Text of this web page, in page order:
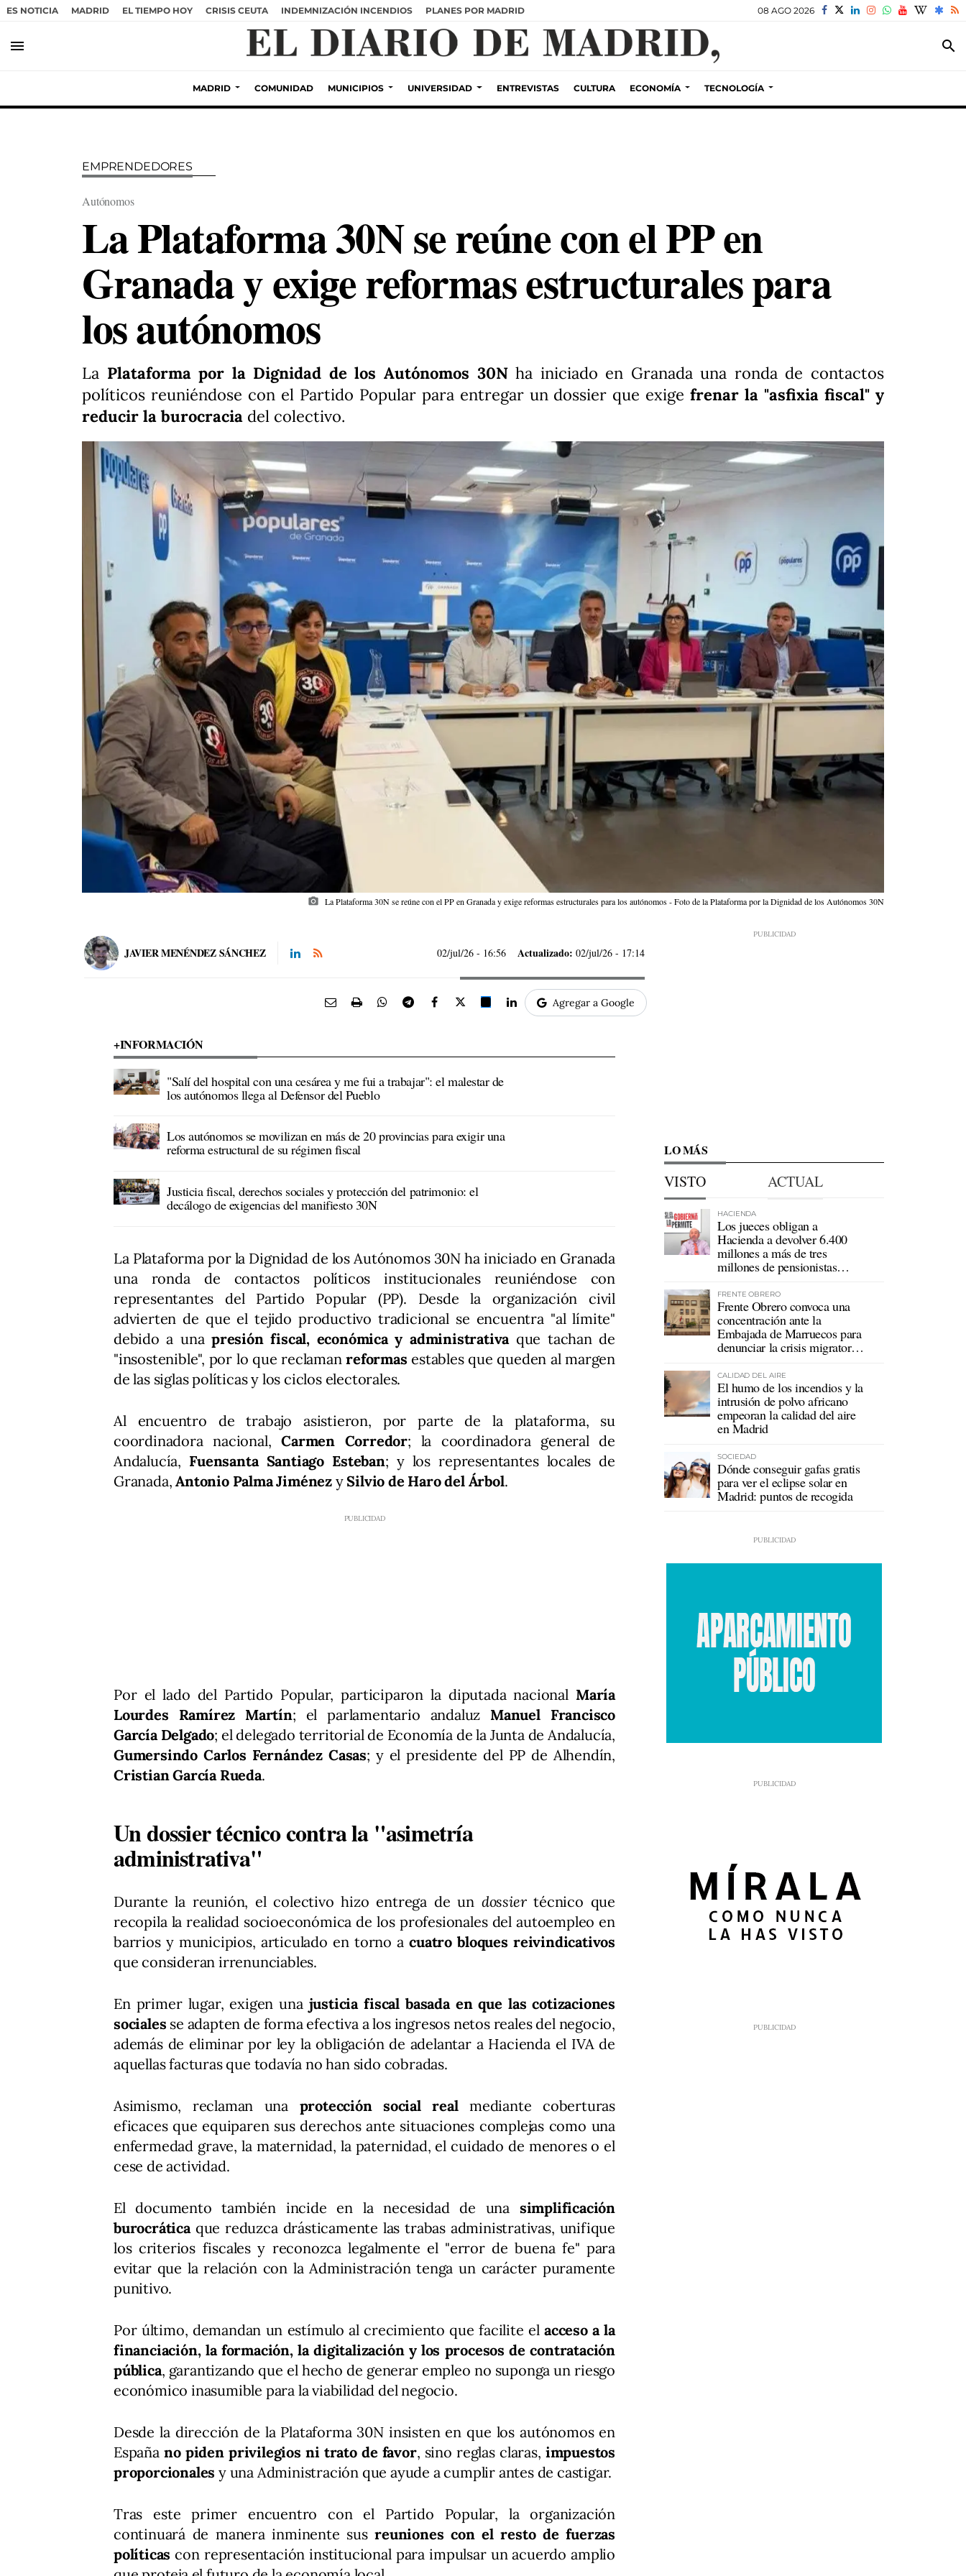
ES NOTICIA MADRID EL TIEMPO HOY CRISIS CEUTA INDEMNIZACIÓN INCENDIOS PLANES POR MADRID 08 AGO 2026
menu search
MADRID COMUNIDAD MUNICIPIOS UNIVERSIDAD ENTREVISTAS CULTURA ECONOMÍA TECNOLOGÍA
EMPRENDEDORES
Autónomos
La Plataforma 30N se reúne con el PP en
Granada y exige reformas estructurales para
los autónomos
La Plataforma por la Dignidad de los Autónomos 30Nha iniciado en Granada una ronda de contactos
políticos reuniéndose con el Partido Popular para entregar un dossier que exigefrenar la "asfixia fiscal" y
reducir la burocracia del colectivo.
photo_camera La Plataforma 30N se reúne con el PP en Granada y exige reformas estructurales para los autónomos - Foto de la Plataforma por la Dignidad de los Autónomos 30N
JAVIER MENÉNDEZ SÁNCHEZ 02/jul/26 - 16:56 Actualizado: 02/jul/26 - 17:14
Agregar a Google
+INFORMACIÓN
"Salí del hospital con una cesárea y me fui a trabajar": el malestar de
los autónomos llega al Defensor del Pueblo
Los autónomos se movilizan en más de 20 provincias para exigir una
reforma estructural de su régimen fiscal
Justicia fiscal, derechos sociales y protección del patrimonio: el
decálogo de exigencias del manifiesto 30N
La Plataforma por la Dignidad de los Autónomos 30N ha iniciado en Granada
una ronda de contactos políticos institucionales reuniéndose con
representantes del Partido Popular (PP). Desde la organización civil
advierten de que el tejido productivo tradicional se encuentra "al límite"
debido a una presión fiscal, económica y administrativa que tachan de
"insostenible", por lo que reclamanreformasestables que queden al margen
de las siglas políticas y los ciclos electorales.
Al encuentro de trabajo asistieron, por parte de la plataforma, su
coordinadora nacional,Carmen Corredor; la coordinadora general de
Andalucía, Fuensanta Santiago Esteban; y los representantes locales de
Granada,Antonio Palma Jiménez ySilvio de Haro del Árbol.
Por el lado del Partido Popular, participaron la diputada nacional María
Lourdes Ramírez Martín; el parlamentario andaluz Manuel Francisco
García Delgado; el delegado territorial de Economía de la Junta de Andalucía,
Gumersindo Carlos Fernández Casas; y el presidente del PP de Alhendín,
Cristian García Rueda.
Un dossier técnico contra la "asimetría
administrativa"
Durante la reunión, el colectivo hizo entrega de un dossiertécnico que
recopila la realidad socioeconómica de los profesionales del autoempleo en
barrios y municipios, articulado en torno acuatro bloques reivindicativos
que consideran irrenunciables.
En primer lugar, exigen una justicia fiscal basada en que las cotizaciones
sociales se adapten de forma efectiva a los ingresos netos reales del negocio,
además de eliminar por ley la obligación de adelantar a Hacienda el IVA de
aquellas facturas que todavía no han sido cobradas.
Asimismo, reclaman una protección social realmediante coberturas
eficaces que equiparen sus derechos ante situaciones complejas como una
enfermedad grave, la maternidad, la paternidad, el cuidado de menores o el
cese de actividad.
El documento también incide en la necesidad de una simplificación
burocráticaque reduzca drásticamente las trabas administrativas, unifique
los criterios fiscales y reconozca legalmente el "error de buena fe" para
evitar que la relación con la Administración tenga un carácter puramente
punitivo.
Por último, demandan un estímulo al crecimiento que facilite elacceso a la
financiación, la formación, la digitalización y los procesos de contratación
pública, garantizando que el hecho de generar empleo no suponga un riesgo
económico inasumible para la viabilidad del negocio.
Desde la dirección de la Plataforma 30N insisten en que los autónomos en
España no piden privilegios ni trato de favor, sino reglas claras, impuestos
proporcionales y una Administración que ayude a cumplir antes de castigar.
Tras este primer encuentro con el Partido Popular, la organización
continuará de manera inminente susreuniones con el resto de fuerzas
políticas con representación institucional para impulsar un acuerdo amplio
LO MÁS
VISTO ACTUAL
HACIENDA
Los jueces obligan a
Hacienda a devolver 6.400
millones a más de tres
millones de pensionistas
FRENTE OBRERO
Frente Obrero convoca una
concentración ante la
Embajada de Marruecos para
denunciar la crisis migratoria
CALIDAD DEL AIRE
El humo de los incendios y la
intrusión de polvo africano
empeoran la calidad del aire
en Madrid
SOCIEDAD
Dónde conseguir gafas gratis
para ver el eclipse solar en
Madrid: puntos de recogida